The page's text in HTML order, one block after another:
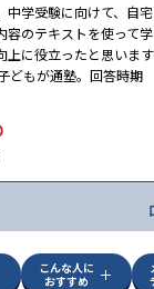
中学受験に向けて、自宅
容のテキストを使って学
上に役立ったと思います
どもが通塾。回答時期
こんな人に
おすすめ